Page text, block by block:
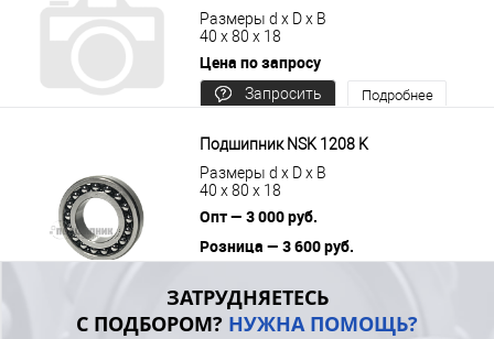
Размеры d x D x B
40 x 80 x 18
Цена по запросу
Запросить
Подробнее
Подшипник NSK 1208 K
Размеры d x D x B
40 x 80 x 18
Опт — 3 000 руб.
Розница — 3 600 руб.
ЗАТРУДНЯЕТЕСЬ
С ПОДБОРОМ? НУЖНА ПОМОЩЬ?